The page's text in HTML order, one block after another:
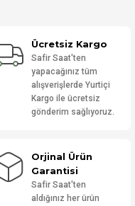
Ücretsiz Kargo
Safir Saat'ten
yapacağınız tüm
alışverişlerde Yurtiçi
Kargo ile ücretsiz
gönderim sağlıyoruz.
Orjinal Ürün
Garantisi
Safir Saat'ten
aldığınız her ürün